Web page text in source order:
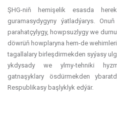
ŞHG-niň hemişelik esasda
guramasydygyny ýatladýarys.
parahatçylygy, howpsuzlygy we
döwrüň howplaryna hem-de
tagallalary birleşdirmekden syýasy
ykdysady we ylmy-tehniki
gatnaşyklary ösdürmekden
Respublikasy başlyklyk edýär.